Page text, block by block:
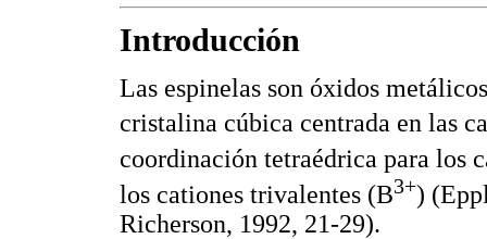
Introducción
Las espinelas son óxidos
cristalina cúbica centrada en las
coordinación tetraédrica para los
los cationes trivalentes (B3+)
Richerson, 1992, 21-29).